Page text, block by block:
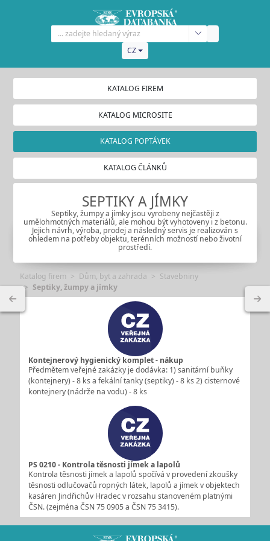
CZ
KATALOG FIREM
KATALOG MICROSITE
KATALOG POPTÁVEK
KATALOG ČLÁNKŮ
SEPTIKY A JÍMKY
Septiky, žumpy a jímky jsou vyrobeny nejčastěji z
umělohmotných materiálů, ale mohou být vyhotoveny i z betonu.
Jejich návrh, výroba, prodej a následný servis je realizován s
ohledem na potřeby objektu, terénních možností nebo životní
prostředí.
Katalog firem Dům, byt a zahrada
Stavebniny
Septiky, žumpy a jímky
Kontejnerový hygienický komplet - nákup
Předmětem veřejné zakázky je dodávka: 1) sanitární buňky
(kontejnery) - 8 ks a fekální tanky (septiky) - 8 ks 2) cisternové
kontejnery (nádrže na vodu) - 8 ks
PS 0210 - Kontrola těsnosti jímek a lapolů
Kontrola těsnosti jímek a lapolů spočívá v provedení zkoušky
těsnosti odlučovačů ropných látek, lapolů a jímek v objektech
kasáren Jindřichův Hradec v rozsahu stanoveném platnými
ČSN. (zejména ČSN 75 0905 a ČSN 75 3415).